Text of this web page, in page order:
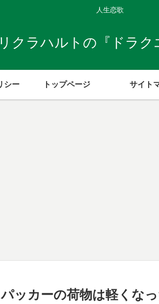
人生恋歌
クラハルトの『ドラク
シー トップページ サイト
ッカーの荷物は軽くな